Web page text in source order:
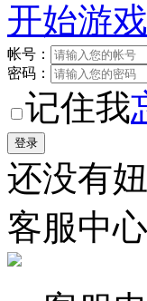
开始游戏
帐号：
密码：
记住我
还没有
客服中心